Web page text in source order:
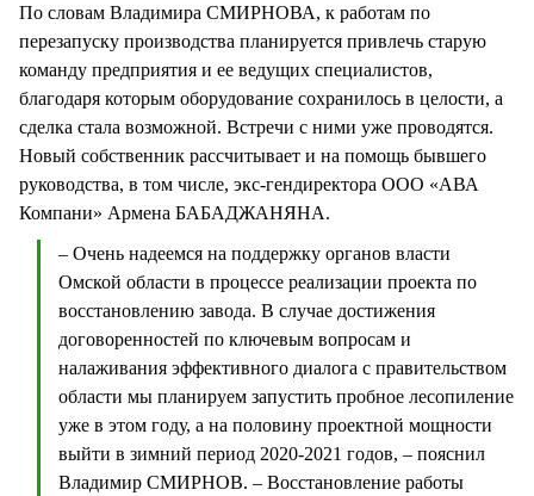
По словам Владимира СМИРНОВА, к работам по
перезапуску производства планируется привлечь старую
команду предприятия и ее ведущих специалистов,
благодаря которым оборудование сохранилось в целости, а
сделка стала возможной. Встречи с ними уже проводятся.
Новый собственник рассчитывает и на помощь бывшего
руководства, в том числе, экс-гендиректора ООО «АВА
Компани» Армена БАБАДЖАНЯНА.
– Очень надеемся на поддержку органов власти
Омской области в процессе реализации проекта по
восстановлению завода. В случае достижения
договоренностей по ключевым вопросам и
налаживания эффективного диалога с правительством
области мы планируем запустить пробное лесопиление
уже в этом году, а на половину проектной мощности
выйти в зимний период 2020-2021 годов, – пояснил
Владимир СМИРНОВ. – Восстановление работы